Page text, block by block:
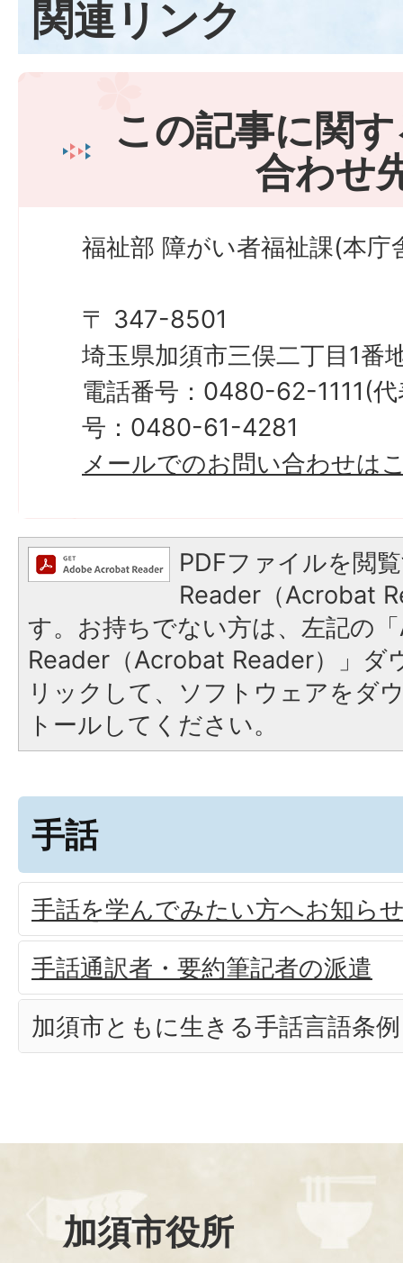
関連リンク
この記事に関
合わせ
福祉部 障がい者福祉課(本庁
〒 347-8501
埼玉県加須市三俣二丁目1番
電話番号：0480-62-1111(
号：0480-61-4281
メールでのお問い合わせは
PDFファイルを閲
Reader（Acrobat
す。お持ちでない方は、左記の
Reader（Acrobat Reader）」ダ
リックして、ソフトウェアをダ
トールしてください。
手話
手話を学んでみたい方へお知ら
手話通訳者・要約筆記者の派遣
加須市ともに生きる手話言語条例
加須市役所